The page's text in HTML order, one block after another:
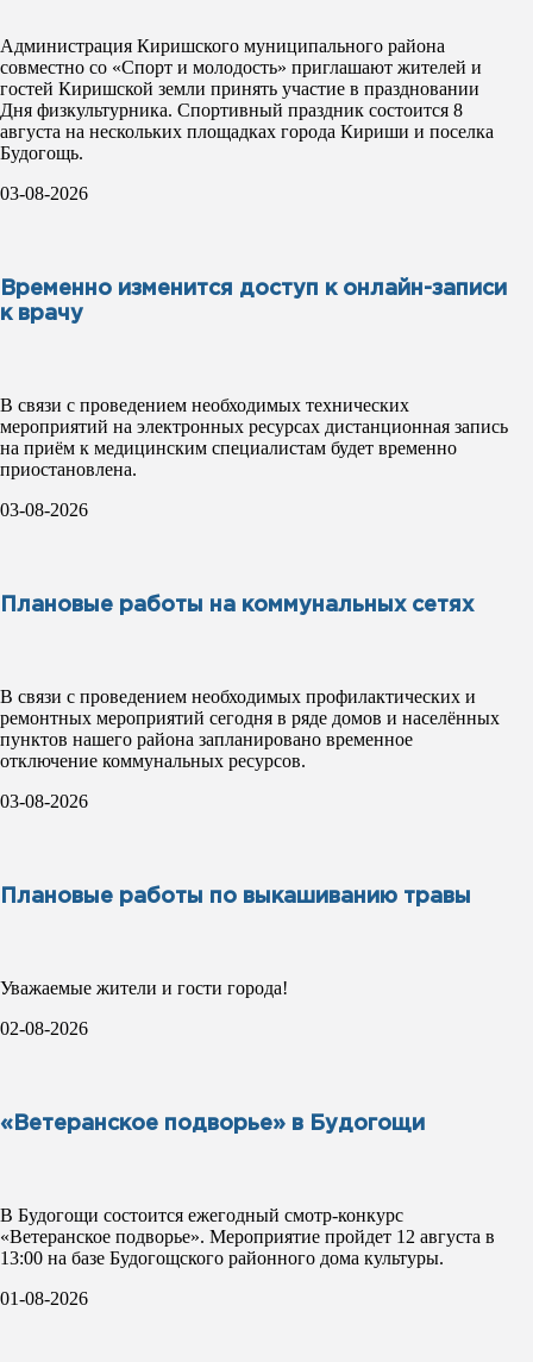
Администрация Киришского муниципального района
совместно со «Спорт и молодость» приглашают жителей и
гостей Киришской земли принять участие в праздновании
Дня физкультурника. Спортивный праздник состоится 8
августа на нескольких площадках города Кириши и поселка
Будогощь.
03-08-2026
Временно изменится доступ к онлайн-записи
к врачу
В связи с проведением необходимых технических
мероприятий на электронных ресурсах дистанционная запись
на приём к медицинским специалистам будет временно
приостановлена.
03-08-2026
Плановые работы на коммунальных сетях
В связи с проведением необходимых профилактических и
ремонтных мероприятий сегодня в ряде домов и населённых
пунктов нашего района запланировано временное
отключение коммунальных ресурсов.
03-08-2026
Плановые работы по выкашиванию травы
Уважаемые жители и гости города!
02-08-2026
«Ветеранское подворье» в Будогощи
В Будогощи состоится ежегодный смотр-конкурс
«Ветеранское подворье». Мероприятие пройдет 12 августа в
13:00 на базе Будогощского районного дома культуры.
01-08-2026